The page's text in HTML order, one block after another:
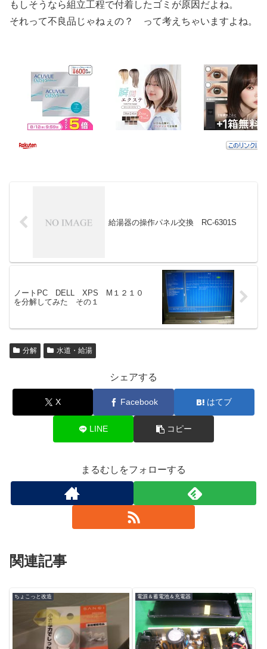
もしそうなら組立工程で付着したゴミが原因だよね。
それって不良品じゃねぇの？ って考えちゃいますよね。
給湯器の操作パネル交換 RC-6301S
ノートPC DELL XPS M１２１０
を分解してみた その１
分解 水道・給湯
シェアする
X Facebook はてブ
LINE コピー
まるむしをフォローする
関連記事
ちょこっと改造 電源＆蓄電池＆充電器